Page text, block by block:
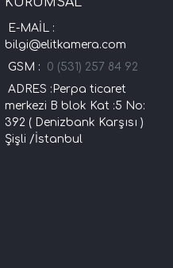
E-MAİL :
bilgi@elitkamera.com
GSM : 0 (531) 257 84 92
ADRES :Perpa ticaret
merkezi B blok Kat :5 No:
392 ( Denizbank Karşısı )
Şişli /İstanbul